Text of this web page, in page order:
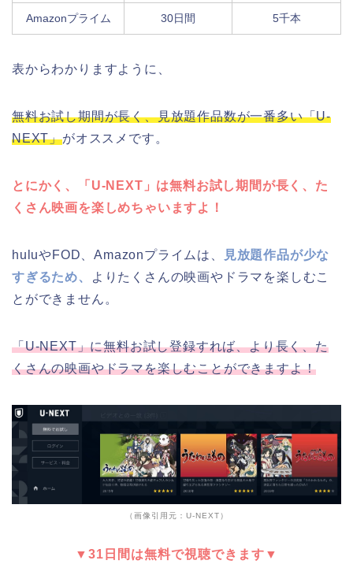
Amazonプライム 30日間 5千本
表からわかりますように、
無料お試し期間が長く、見放題作品数が一番多い「U-
NEXT」がオススメです。
とにかく、「U-NEXT」は無料お試し期間が長く、た
くさん映画を楽しめちゃいますよ！
huluやFOD、Amazonプライムは、
見放題作品が少な
すぎるため、
よりたくさんの映画やドラマを楽しむこ
とができません。
「U-NEXT」に無料お試し登録すれば、より長く、た
くさんの映画やドラマを楽しむことができますよ！
（画像引用元：U-NEXT）
▼31日間は無料で視聴できます▼